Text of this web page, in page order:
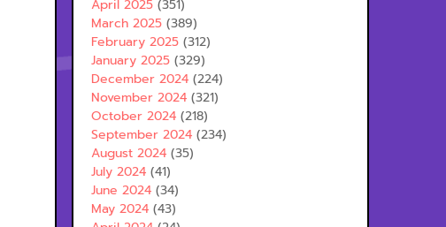
April 2025 (351)
March 2025 (389)
February 2025 (312)
January 2025 (329)
December 2024 (224)
November 2024 (321)
October 2024 (218)
September 2024 (234)
August 2024 (35)
July 2024 (41)
June 2024 (34)
May 2024 (43)